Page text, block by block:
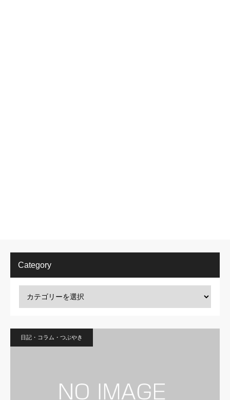
Category
日記・コラム・つぶやき